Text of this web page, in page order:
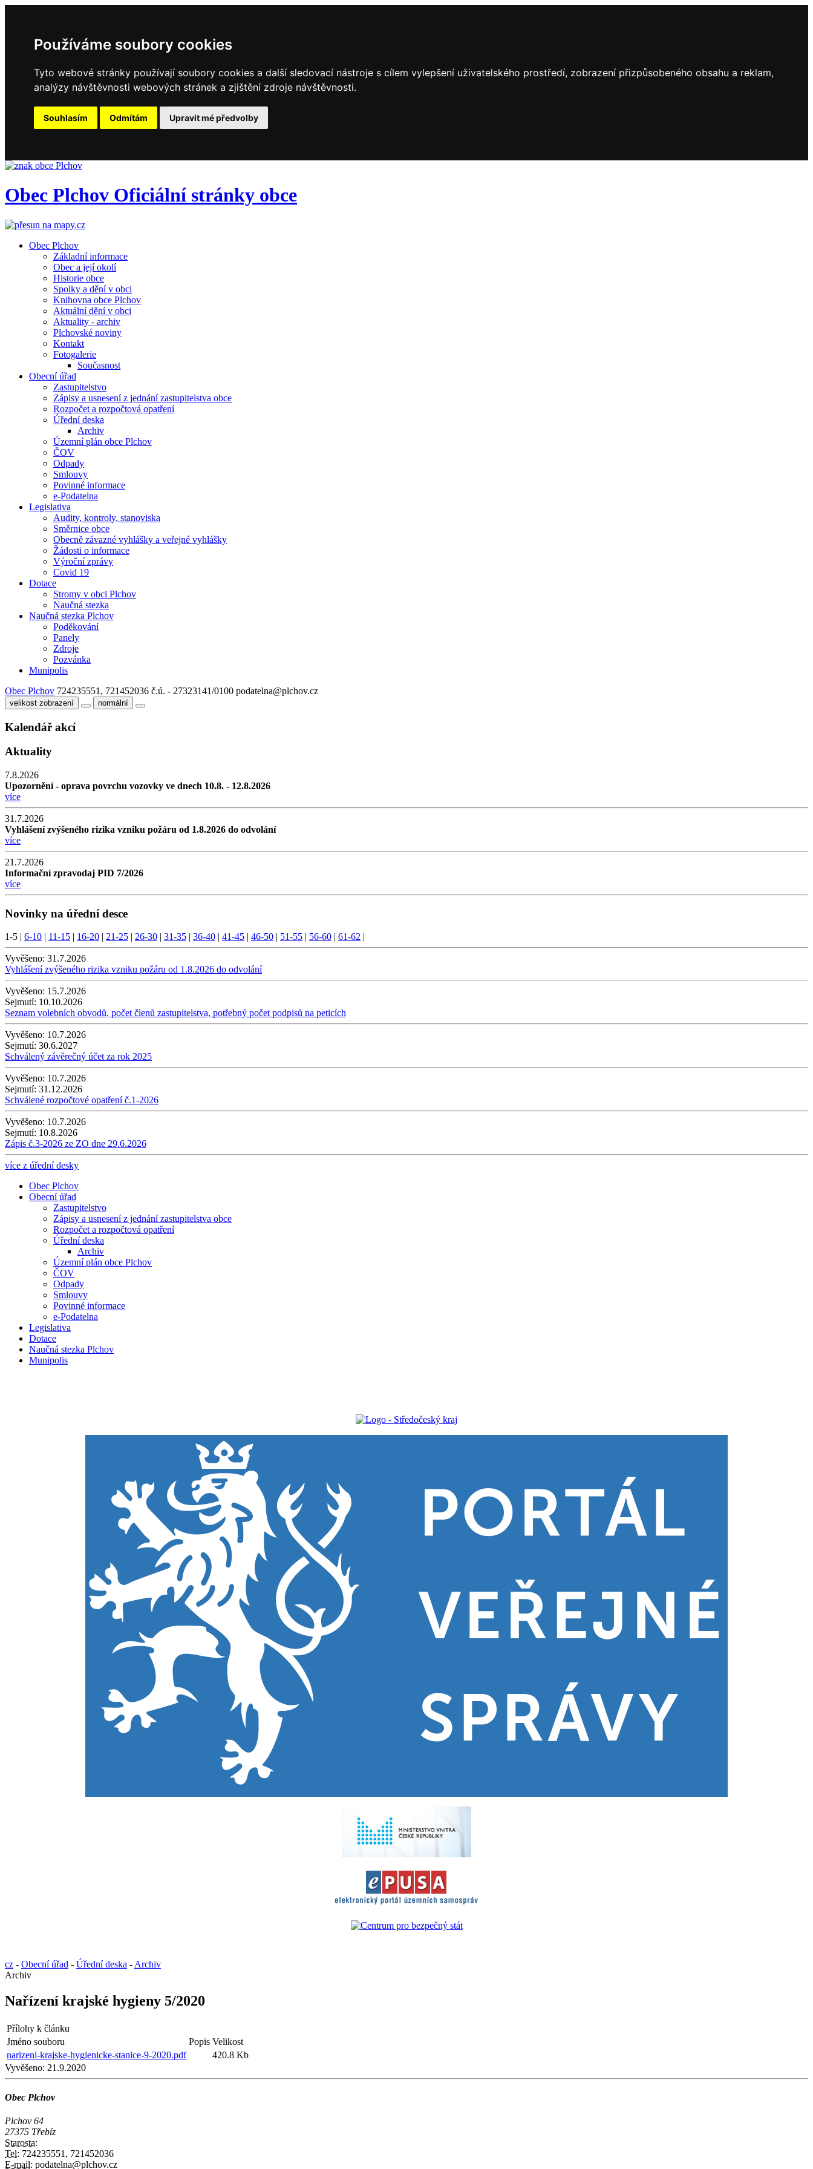
Používáme soubory cookies
Tyto webové stránky používají soubory cookies a další sledovací nástroje s cílem vylepšení uživatelského prostředí, zobrazení přizpůsobeného obsahu a reklam,
analýzy návštěvnosti webových stránek a zjištění zdroje návštěvnosti.
Souhlasím Odmítám Upravit mé předvolby
Obec Plchov Oficiální stránky obce
Obec Plchov
Základní informace
Obec a její okolí
Historie obce
Spolky a dění v obci
Knihovna obce Plchov
Aktuální dění v obci
Aktuality - archiv
Plchovské noviny
Kontakt
Fotogalerie
Současnost
Obecní úřad
Zastupitelstvo
Zápisy a usnesení z jednání zastupitelstva obce
Rozpočet a rozpočtová opatření
Úřední deska
Archiv
Územní plán obce Plchov
ČOV
Odpady
Smlouvy
Povinné informace
e-Podatelna
Legislativa
Audity, kontroly, stanoviska
Směrnice obce
Obecně závazné vyhlášky a veřejné vyhlášky
Žádosti o informace
Výroční zprávy
Covid 19
Dotace
Stromy v obci Plchov
Naučná stezka
Naučná stezka Plchov
Poděkování
Panely
Zdroje
Pozvánka
Munipolis
Obec Plchov 724235551, 721452036 č.ú. - 27323141/0100 podatelna@plchov.cz
velikost zobrazení normální
Kalendář akcí
Aktuality
7.8.2026
Upozornění - oprava povrchu vozovky ve dnech 10.8. - 12.8.2026
více
31.7.2026
Vyhlášení zvýšeného rizika vzniku požáru od 1.8.2026 do odvolání
více
21.7.2026
Informační zpravodaj PID 7/2026
více
Novinky na úřední desce
1-5 6-10 11-15 16-20 21-25 26-30 31-35 36-40 41-45 46-50 51-55 56-60 61-62
Vyvěšeno: 31.7.2026
Vyhlášení zvýšeného rizika vzniku požáru od 1.8.2026 do odvolání
Vyvěšeno: 15.7.2026
Sejmutí: 10.10.2026
Seznam volebních obvodů, počet členů zastupitelstva, potřebný počet podpisů na peticích
Vyvěšeno: 10.7.2026
Sejmutí: 30.6.2027
Schválený závěrečný účet za rok 2025
Vyvěšeno: 10.7.2026
Sejmutí: 31.12.2026
Schválené rozpočtové opatření č.1-2026
Vyvěšeno: 10.7.2026
Sejmutí: 10.8.2026
Zápis č.3-2026 ze ZO dne 29.6.2026
více z úřední desky
Obec Plchov
Obecní úřad
Zastupitelstvo
Zápisy a usnesení z jednání zastupitelstva obce
Rozpočet a rozpočtová opatření
Úřední deska
Archiv
Územní plán obce Plchov
ČOV
Odpady
Smlouvy
Povinné informace
e-Podatelna
Legislativa
Dotace
Naučná stezka Plchov
Munipolis
cz - Obecní úřad - Úřední deska - Archiv
Archiv
Nařízení krajské hygieny 5/2020
Přílohy k článku
Jméno souboru
Popis Velikost
narizeni-krajske-hygienicke-stanice-9-2020.pdf
420.8 Kb
Vyvěšeno: 21.9.2020
Obec Plchov
Plchov 64
27375 Třebíz
Starosta:
Tel: 724235551, 721452036
E-mail: podatelna@plchov.cz